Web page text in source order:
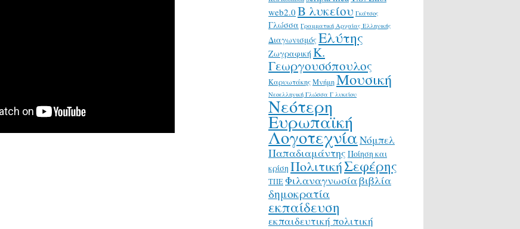
web2.0 Β λυκείου Γκάτσος
Γλώσσα Γραμματική Αρχαίας Ελληνικής
ΔιαγωνισμόςΕλύτης
Ζωγραφική Κ.
Γεωργουσόπουλος
ΚαρυωτάκηςΜνήμηΜουσική
Νεοελληνική Γλώσσα Γ λυκείου
Νεότερη
Ευρωπαϊκή
ΛογοτεχνίαΝόμπελ
Παπαδιαμάντης Ποίηση και
κρίση ΠολιτικήΣεφέρης
ΤΠΕΦιλαναγνωσίαβιβλία
δημοκρατία
εκπαίδευση
εκπαιδευτική πολιτική